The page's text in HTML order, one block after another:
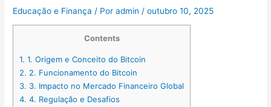
Educação e Finança / Poradmin /outubro 10, 2025
Contents
1. 1. Origem e Conceito do Bitcoin
2. 2. Funcionamento do Bitcoin
3. 3. Impacto no Mercado Financeiro Global
4. 4. Regulação e Desafios